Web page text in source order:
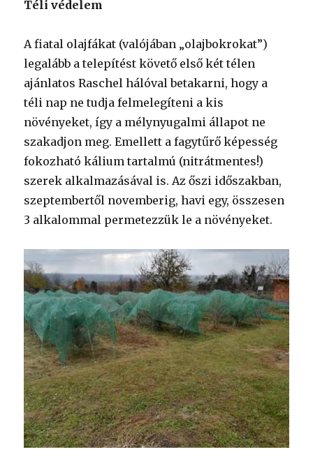
Téli védelem
A fiatal olajfákat (valójában „olajbokrokat”)
legalább a telepítést követő első két télen
ajánlatos Raschel hálóval betakarni, hogy a
téli nap ne tudja felmelegíteni a kis
növényeket, így a mélynyugalmi állapot ne
szakadjon meg. Emellett a fagytűrő képesség
fokozható kálium tartalmú (nitrátmentes!)
szerek alkalmazásával is. Az őszi időszakban,
szeptembertől novemberig, havi egy, összesen
3 alkalommal permetezzük le a növényeket.